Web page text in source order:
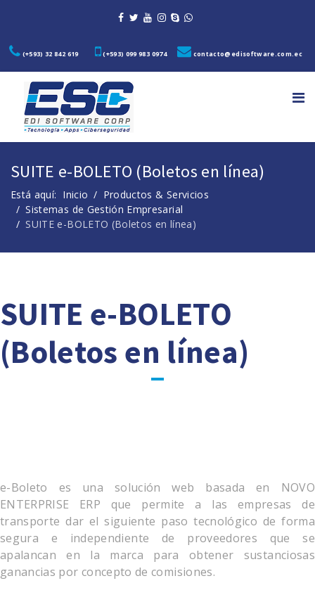
(+593) 32 842 619 (+593) 099 983 0974 contacto@edisoftware.com.ec
SUITE e-BOLETO (Boletos en línea)
Está aquí: Inicio
Productos & Servicios
Sistemas de Gestión Empresarial
SUITE e-BOLETO (Boletos en línea)
SUITE e-BOLETO
(Boletos en línea)
e-Boleto es una solución web basada en NOVO
ENTERPRISE ERP que permite a las empresas de
transporte dar el siguiente paso tecnológico de forma
segura e independiente de proveedores que se
apalancan en la marca para obtener sustanciosas
ganancias por concepto de comisiones.